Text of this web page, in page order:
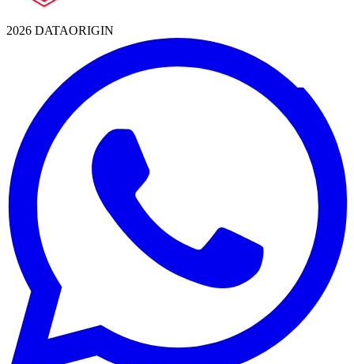
2026 DATAORIGIN